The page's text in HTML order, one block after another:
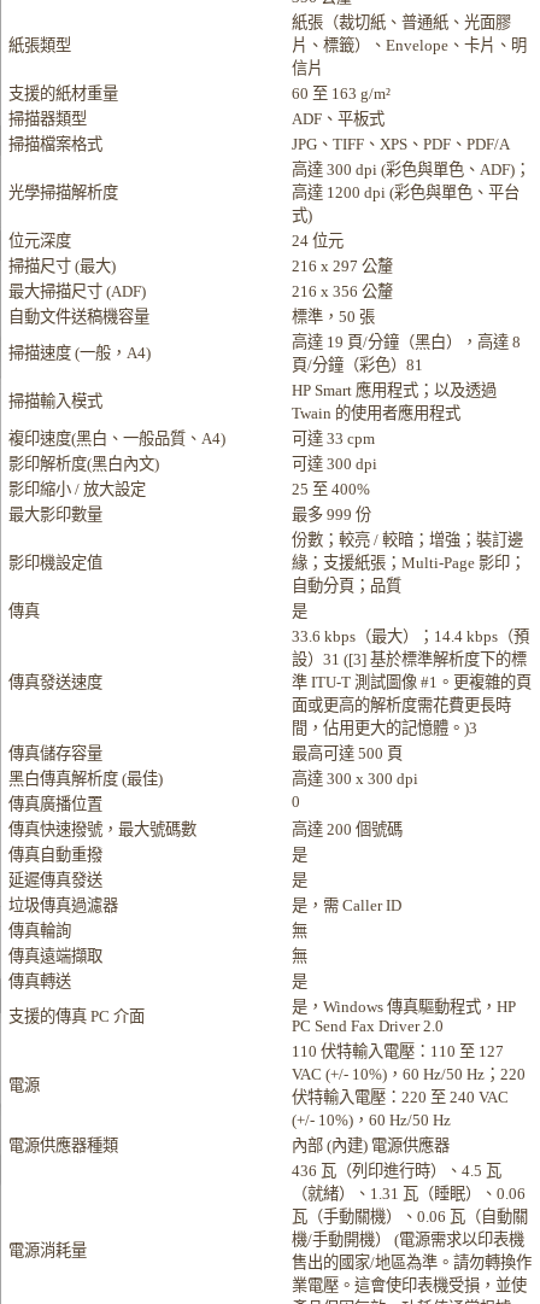
紙張類型
紙張（裁切紙、普通紙、光面膠
片、標籤）、Envelope、卡片、明
信片
支援的紙材重量
60 至 163 g/m²
掃描器類型
ADF、平板式
掃描檔案格式
JPG、TIFF、XPS、PDF、PDF/A
光學掃描解析度
高達 300 dpi (彩色與單色、ADF)；
高達 1200 dpi (彩色與單色、平台
式)
位元深度
24 位元
掃描尺寸 (最大)
216 x 297 公釐
最大掃描尺寸 (ADF)
216 x 356 公釐
自動文件送稿機容量
標準，50 張
掃描速度 (一般，A4)
高達 19 頁/分鐘（黑白），高達 8
頁/分鐘（彩色）81
掃描輸入模式
HP Smart 應用程式；以及透過
Twain 的使用者應用程式
複印速度(黑白、一般品質、A4)
可達 33 cpm
影印解析度(黑白內文)
可達 300 dpi
影印縮小 / 放大設定
25 至 400%
最大影印數量
最多 999 份
影印機設定值
份數；較亮 / 較暗；增強；裝訂邊
緣；支援紙張；Multi-Page 影印；
自動分頁；品質
傳真
是
傳真發送速度
33.6 kbps（最大）；14.4 kbps（預
設）31 ([3] 基於標準解析度下的標
準 ITU-T 測試圖像 #1。更複雜的頁
面或更高的解析度需花費更長時
間，佔用更大的記憶體。)3
傳真儲存容量
最高可達 500 頁
黑白傳真解析度 (最佳)
高達 300 x 300 dpi
傳真廣播位置
0
傳真快速撥號，最大號碼數
高達 200 個號碼
傳真自動重撥
是
延遲傳真發送
是
垃圾傳真過濾器
是，需 Caller ID
傳真輪詢
無
傳真遠端擷取
無
傳真轉送
是
支援的傳真 PC 介面
是，Windows 傳真驅動程式，HP
PC Send Fax Driver 2.0
電源
110 伏特輸入電壓：110 至 127
VAC (+/- 10%)，60 Hz/50 Hz；220
伏特輸入電壓：220 至 240 VAC
(+/- 10%)，60 Hz/50 Hz
電源供應器種類
內部 (內建) 電源供應器
電源消耗量
436 瓦（列印進行時）、4.5 瓦
（就緒）、1.31 瓦（睡眠）、0.06
瓦（手動關機）、0.06 瓦（自動關
機/手動開機） (電源需求以印表機
售出的國家/地區為準。請勿轉換作
業電壓。這會使印表機受損，並使